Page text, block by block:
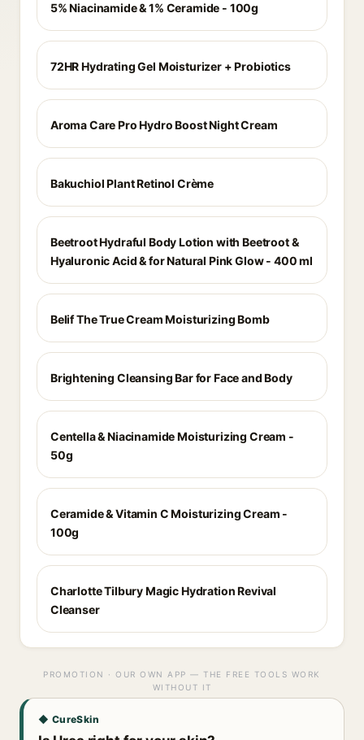
5% Niacinamide & 1% Ceramide - 100g
72HR Hydrating Gel Moisturizer + Probiotics
Aroma Care Pro Hydro Boost Night Cream
Bakuchiol Plant Retinol Crème
Beetroot Hydraful Body Lotion with Beetroot &
Hyaluronic Acid & for Natural Pink Glow - 400 ml
Belif The True Cream Moisturizing Bomb
Brightening Cleansing Bar for Face and Body
Centella & Niacinamide Moisturizing Cream -
50g
Ceramide & Vitamin C Moisturizing Cream -
100g
Charlotte Tilbury Magic Hydration Revival
Cleanser
PROMOTION · OUR OWN APP — THE FREE TOOLS WORK
WITHOUT IT
◆ CureSkin